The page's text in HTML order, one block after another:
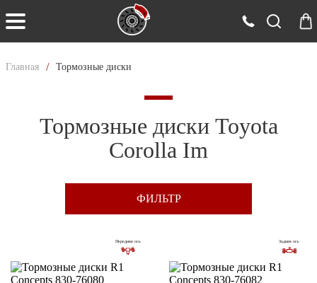
Главная / Тормозные диски
Тормозные диски Toyota
Corolla Im
ФИЛЬТР
Передняя ось Задняя ось